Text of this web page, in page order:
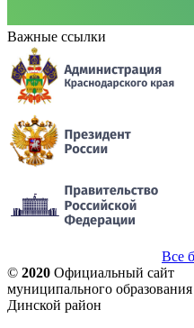
Важные ссылки
Все
© 2020 Официальный сайт
муниципального образования
Динской район